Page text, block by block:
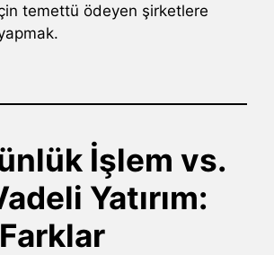
temettü ödeyen şirketlere
İşlem vs.
Yatırım: